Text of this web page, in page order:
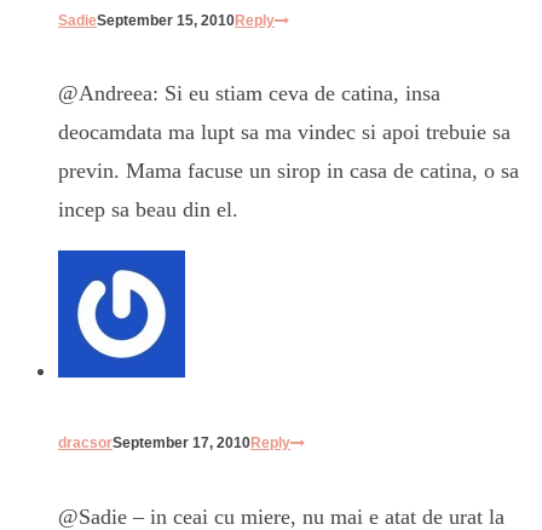
SadieSeptember 15, 2010Reply
@Andreea: Si eu stiam ceva de catina, insa
deocamdata ma lupt sa ma vindec si apoi trebuie sa
previn. Mama facuse un sirop in casa de catina, o sa
incep sa beau din el.
dracsorSeptember 17, 2010Reply
@Sadie – in ceai cu miere, nu mai e atat de urat la